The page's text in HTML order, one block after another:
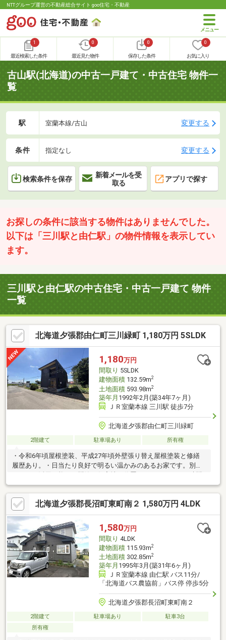
NTTグループ運営の不動産総合サイト goo住宅・不動産
1
最近検索した条件
0
最近見た物件
0
保存した条件
0
お気に入り
古山駅(北海道)の中古一戸建て・中古住宅 物件一
覧
駅 室蘭本線/古山 変更する
条件 指定なし 変更する
検索条件を保存
新着メールを受
取る
アプリで探す
お探しの条件に該当する物件はありませんでした。
以下は「三川駅と由仁駅」の物件情報を表示してい
ます。
三川駅と由仁駅の中古住宅・中古一戸建て 物件
一覧
北海道夕張郡由仁町三川緑町 1,180万円 5SLDK
1,180万円
間取り 5SLDK
建物面積132.59m2
土地面積593.98m2
築年月 1992年2月(築34年7ヶ月)
ＪＲ室蘭本線 三川駅 徒歩7分
北海道夕張郡由仁町三川緑町
2階建て 駐車場あり 所有権
・令和6年頃屋根塗装、平成27年頃外壁張り替え屋根塗装と修繕
履歴あり。・日当たり良好で明るい温かみのあるお家です。別荘
をお過ごし頂けます。お問合せの際は【物件番号31836】とお伝
えいただけるとスムーズにご対応できます。
北海道夕張郡長沼町東町南２ 1,580万円 4LDK
1,580万円
間取り 4LDK
建物面積115.93m2
土地面積302.85m2
築年月 1995年3月(築31年6ヶ月)
ＪＲ室蘭本線 由仁駅 バス11分/
「北海道バス農協前」バス停 停歩5分
北海道夕張郡長沼町東町南２
2階建て 駐車場あり
駐車3台
所有権